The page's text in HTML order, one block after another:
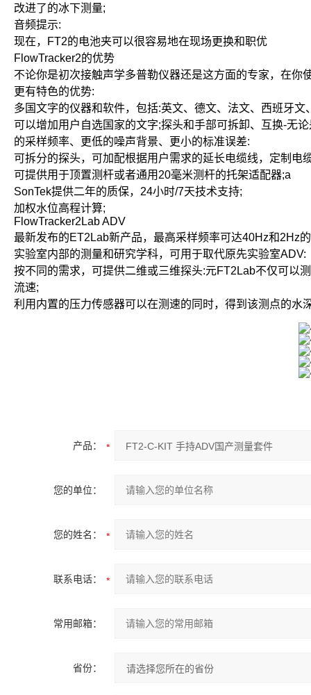
改进了的冰下测量;
音频提示:
现在，FT2的电池夹可以很容易地在现场更换和职优
FlowTracker2的优势
不论你是初次接触声学多普勒仪器还是这方面的专家，在
更有特色的优势:
多国文字的仪器和软件，包括:英文、德文、法文、西班牙
可以增加用户自选国家的文字;探头和手部可拆卸、互换-无
的采样频率、更低的噪声背景、更小的标准误差:
可拆分的探头，可加配根据用户需求的延长电缆线，定制电
可提供用于顶置测杆或者通用20毫米测杆的托架适配器;a
SonTek提供二年的质保，24小时/7天技术支持;
加权水位高程计算;
FlowTracker2Lab ADV
最新发布的ET2Lab新产品，最高采样频率可达40Hz和2Hz
实验室内部的测量和研究学科，可用于取代原先实验室ADV:
按不同的需求，可提供二维或三维探头:元FT2Lab不仅可以
流速;
利用内置的压力传感器可以在测速的同时，得到该测点的水
产品：
您的单位：
您的姓名：
联系电话：
常用邮箱：
省份：